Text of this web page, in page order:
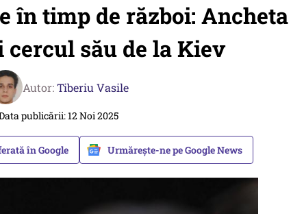
în timp de război:
cercul său de la Kiev
Autor:Tiberiu Vasile
publicării: 12 Noi 2025
în Google Urmărește-ne pe Google News